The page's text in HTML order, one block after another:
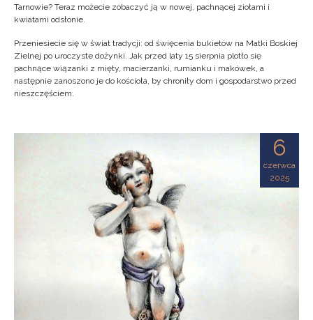
Tarnowie? Teraz możecie zobaczyć ją w nowej, pachnącej ziołami i
kwiatami odsłonie.
Przeniesiecie się w świat tradycji: od święcenia bukietów na Matki Boskiej
Zielnej po uroczyste dożynki. Jak przed laty 15 sierpnia plotło się
pachnące wiązanki z mięty, macierzanki, rumianku i makówek, a
następnie zanoszono je do kościoła, by chroniły dom i gospodarstwo przed
nieszczęściem.
6
czerwca
2025